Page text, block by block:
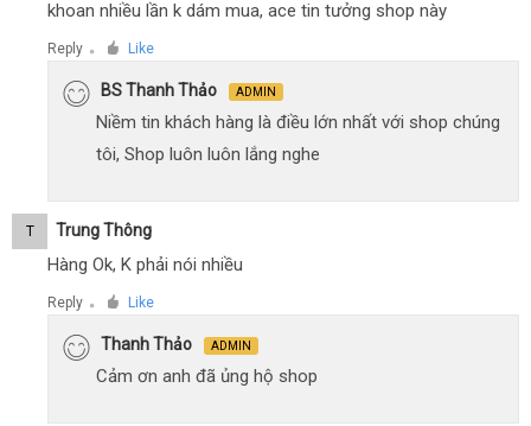
khoan nhiều lần k dám mua, ace tin tưởng shop này
Reply ● Like
BS Thanh Thảo ADMIN
Niềm tin khách hàng là điều lớn nhất với shop chúng
tôi, Shop luôn luôn lắng nghe
T Trung Thông
Hàng Ok, K phải nói nhiều
Reply ● Like
Thanh Thảo ADMIN
Cảm ơn anh đã ủng hộ shop